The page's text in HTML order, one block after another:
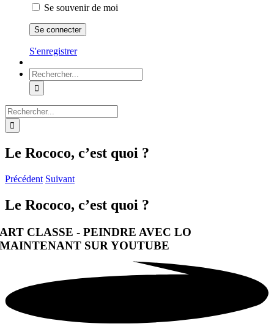
Se souvenir de moi
S'enregistrer
Rechercher:
Rechercher:
Le Rococo, c’est quoi ?
Précédent Suivant
Le Rococo, c’est quoi ?
ART CLASSE - PEINDRE AVEC LO
MAINTENANT SUR YOUTUBE